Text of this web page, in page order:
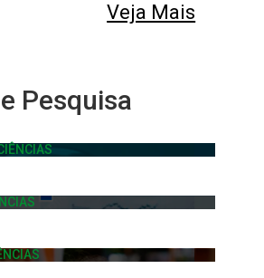
Veja Mais
Pesquisa